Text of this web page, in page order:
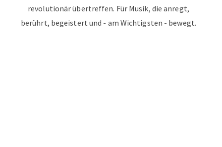
revolutionär übertreffen. Für Musik, die anregt,
berührt, begeistert und - am Wichtigsten - bewegt.